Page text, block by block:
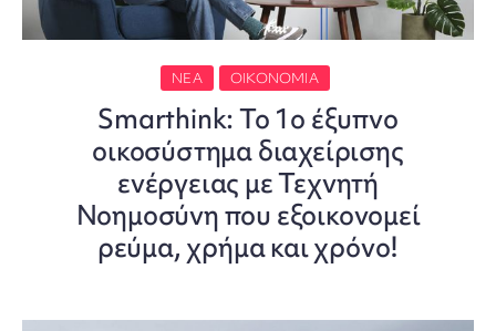
ΝΈΑ ΟΙΚΟΝΟΜΊΑ
Smarthink: Το 1ο έξυπνο
οικοσύστημα διαχείρισης
ενέργειας με Τεχνητή
Νοημοσύνη που εξοικονομεί
ρεύμα, χρήμα και χρόνο!